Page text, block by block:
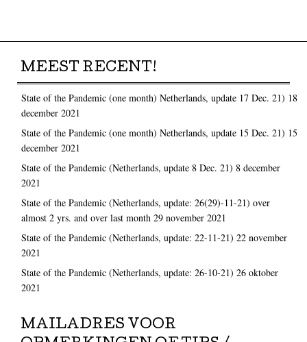
MEEST RECENT!
State of the Pandemic (one month) Netherlands, update 17 Dec. 21) 18
december 2021
State of the Pandemic (one month) Netherlands, update 15 Dec. 21) 15
december 2021
State of the Pandemic (Netherlands, update 8 Dec. 21) 8 december
2021
State of the Pandemic (Netherlands, update: 26(29)-11-21) over
almost 2 yrs. and over last month 29 november 2021
State of the Pandemic (Netherlands, update: 22-11-21) 22 november
2021
State of the Pandemic (Netherlands, update: 26-10-21) 26 oktober
2021
MAILADRES VOOR